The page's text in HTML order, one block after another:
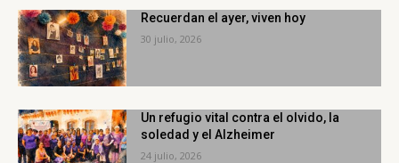
Recuerdan el ayer, viven hoy
30 julio, 2026
Un refugio vital contra el olvido, la
soledad y el Alzheimer
24 julio, 2026